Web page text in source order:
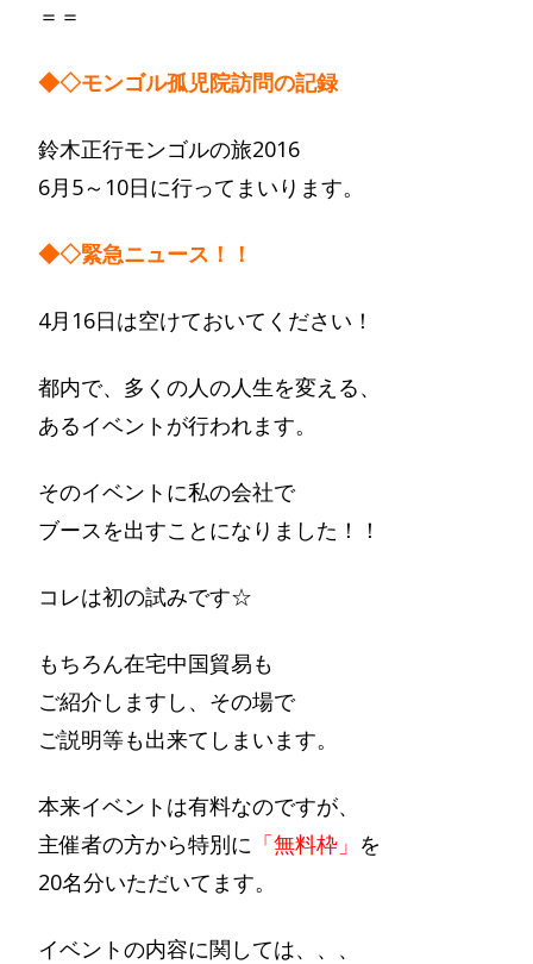
＝＝
◆◇モンゴル孤児院訪問の記録
鈴木正行モンゴルの旅2016
6月5～10日に行ってまいります。
◆◇緊急ニュース！！
4月16日は空けておいてください！
都内で、多くの人の人生を変える、
あるイベントが行われます。
そのイベントに私の会社で
ブースを出すことになりました！！
コレは初の試みです☆
もちろん在宅中国貿易も
ご紹介しますし、その場で
ご説明等も出来てしまいます。
本来イベントは有料なのですが、
主催者の方から特別に 「無料枠」 を
20名分いただいてます。
イベントの内容に関しては、、、